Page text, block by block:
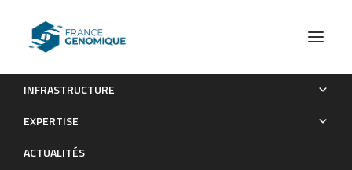
INFRASTRUCTURE
EXPERTISE
ACTUALITÉS
IIIème animation Wetlab et Bioinfo de France Génomique